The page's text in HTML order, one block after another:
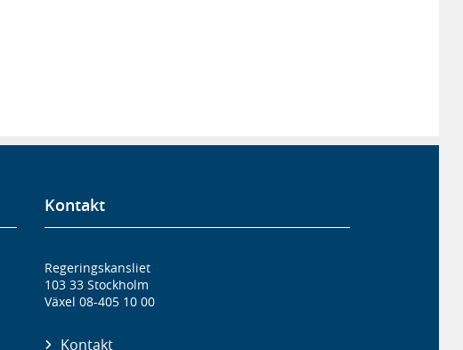
Kontakt
Regeringskansliet
103 33 Stockholm
Växel 08-405 10 00
Kontakt